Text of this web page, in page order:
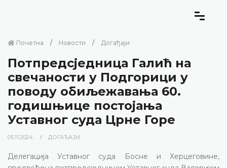
Почетна Новости Догађаји
Потпредсједница Галић на
свечаности у Подгорици у
поводу обиљежавања 60.
годишњице постојања
Уставног суда Црне Горе
05.11.2024. ДОГАЂАЈИ
Делегација Уставног суда Босне и Херцеговине,